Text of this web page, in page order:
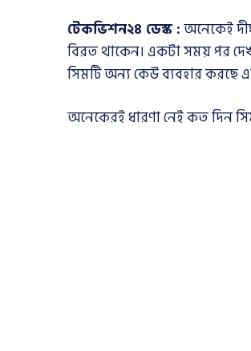
টেকভিশন২৪ ডেস্ক :অনেকেই
বিরত থাকেন। একটা সময় পর
সিমটি অন্য কেউ ব্যবহার করছে
অনেকেরই ধারণা নেই কত দিন